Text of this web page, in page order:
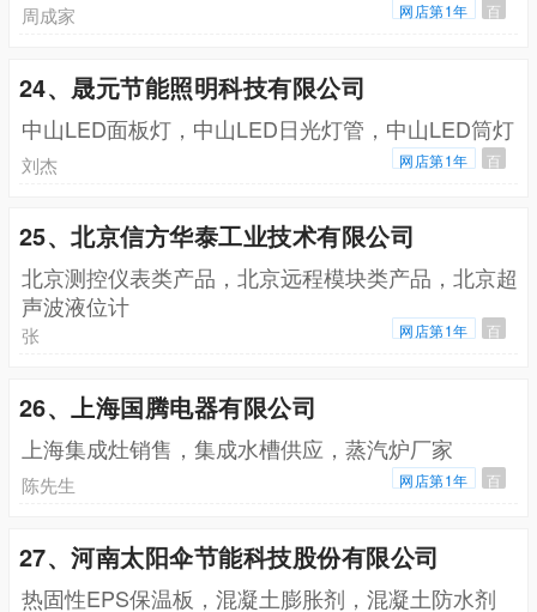
周成家 网店第1年 百
24、晟元节能照明科技有限公司
中山LED面板灯，中山LED日光灯管，中山LED筒灯
刘杰 网店第1年 百
25、北京信方华泰工业技术有限公司
北京测控仪表类产品，北京远程模块类产品，北京超
声波液位计
张 网店第1年 百
26、上海国腾电器有限公司
上海集成灶销售，集成水槽供应，蒸汽炉厂家
陈先生 网店第1年 百
27、河南太阳伞节能科技股份有限公司
热固性EPS保温板，混凝土膨胀剂，混凝土防水剂